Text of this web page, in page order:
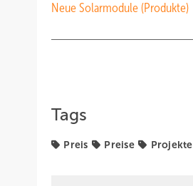
Neue Solarmodule (Produkte)
Tags
Preis Preise Projekte